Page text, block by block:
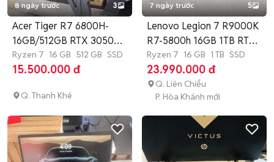
8 ngày trước 3
Acer Tiger R7 6800H-
16GB/512GB RTX 3050-
2K5 165hz
Ryzen 7 16 GB 512 GB SSD
15.500.000 đ
Q. Thanh Khê
7 ngày trước 5
Lenovo Legion 7 R9000K
R7-5800h 16GB 1TB RTX
3060
Ryzen 7 16 GB 1 TB SSD
23.990.000 đ
Q. Liên Chiểu
P. Hòa Khánh mới